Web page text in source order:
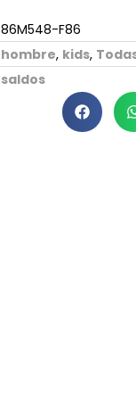
86M548-F86
hombre, kids,
saldos